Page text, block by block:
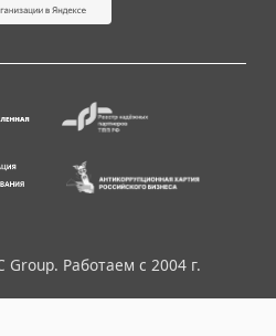
Работаем с 2004 г.